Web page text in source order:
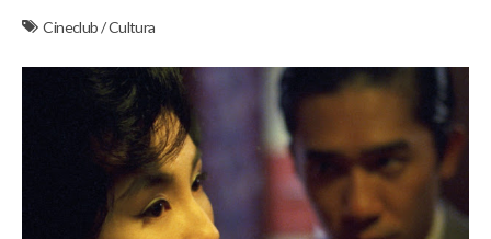
Cineclub/Cultura